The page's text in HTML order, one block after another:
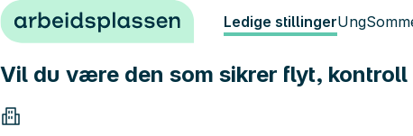
Hopp til innhold Ledige stillingerUng
Vil du være den som sikrer flyt,